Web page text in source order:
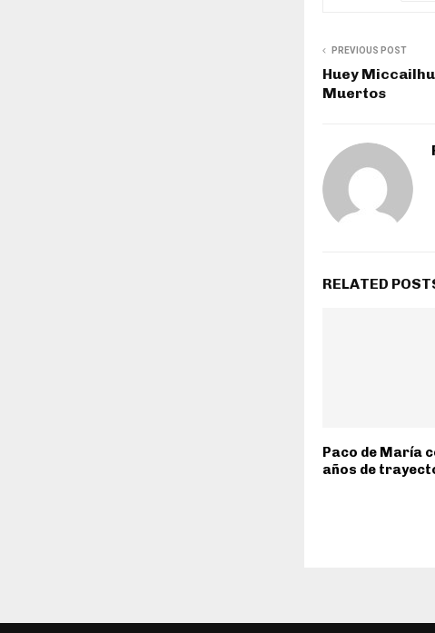
PREVIOUS POST
Huey
Muertos
RELATED
Paco de María
años de